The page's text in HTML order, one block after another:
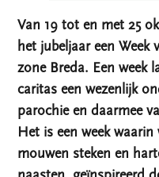
Van 19 tot en met 25
het jubeljaar een
zone Breda. Een week
caritas een wezenlijk
parochie en daarmee
Het is een week
mouwen steken en